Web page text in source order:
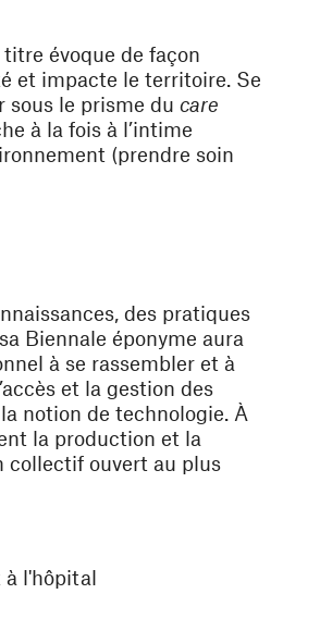
évoque de façon
et impacte le territoire. Se
sous le prisme du care
à la fois à l’intime
(prendre soin
des pratiques
Biennale éponyme aura
à se rassembler et à
et la gestion des
notion de technologie. À
la production et la
collectif ouvert au plus
à l'hôpital